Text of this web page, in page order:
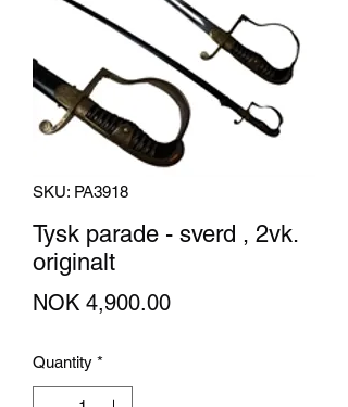
SKU: PA3918
Tysk parade - sverd , 2vk.
originalt
NOK 4,900.00Price
Quantity *